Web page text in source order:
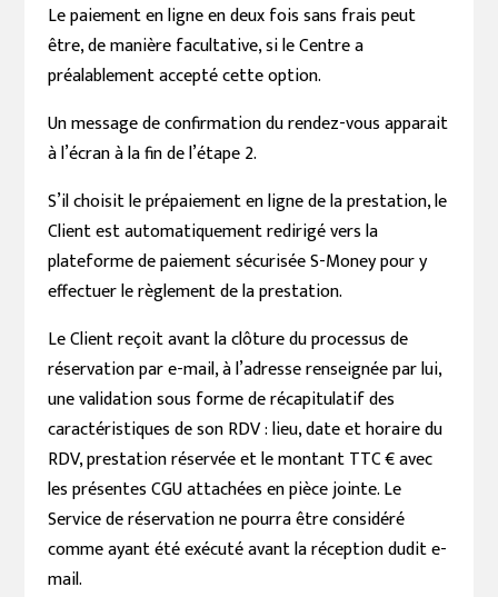
Le paiement en ligne en deux fois sans frais peut
être, de manière facultative, si le Centre a
préalablement accepté cette option.
Un message de confirmation du rendez-vous apparait
à l’écran à la fin de l’étape 2.
S’il choisit le prépaiement en ligne de la prestation, le
Client est automatiquement redirigé vers la
plateforme de paiement sécurisée S-Money pour y
effectuer le règlement de la prestation.
Le Client reçoit avant la clôture du processus de
réservation par e-mail, à l’adresse renseignée par lui,
une validation sous forme de récapitulatif des
caractéristiques de son RDV : lieu, date et horaire du
RDV, prestation réservée et le montant TTC € avec
les présentes CGU attachées en pièce jointe. Le
Service de réservation ne pourra être considéré
comme ayant été exécuté avant la réception dudit e-
mail.